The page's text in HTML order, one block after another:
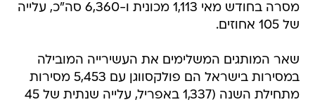
מסרה בחודש מאי 1,113 מכונית ו-6,360 סה"כ, עלייה
של 105 אחוזים.
שאר המותגים המשלימים את העשירייה המובילה
במסירות בישראל הם פולקסווגן עם 5,453 מסירות
מתחילת השנה (1,337 באפריל, עלייה שנתית של 45